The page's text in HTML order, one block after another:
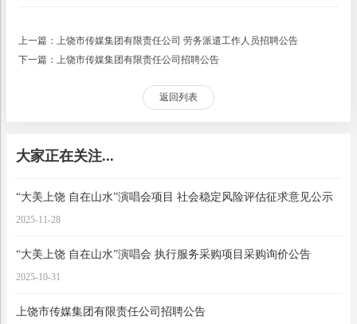
上一篇：上饶市传媒集团有限责任公司 劳务派遣工作人员招聘公告
下一篇：上饶市传媒集团有限责任公司招聘公告
返回列表
大家正在关注...
“大美上饶 自在山水”演唱会项目 社会稳定风险评估征求意见公示
2025-11-28
“大美上饶 自在山水”演唱会 执行服务采购项目采购询价公告
2025-10-31
上饶市传媒集团有限责任公司招聘公告